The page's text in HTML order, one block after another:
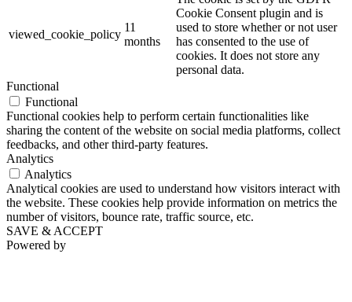
viewed_cookie_policy
11
months
Cookie Consent plugin and is
used to store whether or not user
has consented to the use of
cookies. It does not store any
personal data.
Functional
Functional
Functional cookies help to perform certain functionalities like
sharing the content of the website on social media platforms, collect
feedbacks, and other third-party features.
Analytics
Analytics
Analytical cookies are used to understand how visitors interact with
the website. These cookies help provide information on metrics the
number of visitors, bounce rate, traffic source, etc.
SAVE & ACCEPT
Powered by